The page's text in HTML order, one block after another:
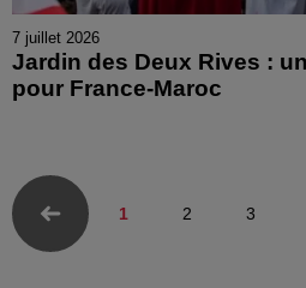
7 juillet 2026
Jardin des Deux Rives :
pour France-Maroc
1 2 3